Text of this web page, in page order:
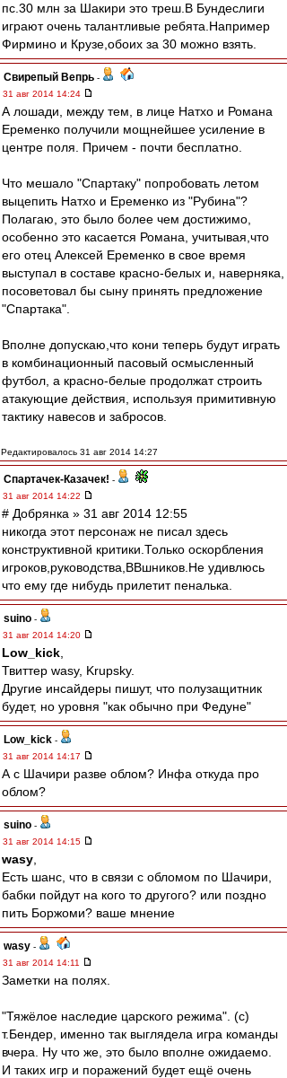
пс.30 млн за Шакири это треш.В Бундеслиги
играют очень талантливые ребята.Например
Фирмино и Крузе,обоих за 30 можно взять.
Свирепый Вепрь -
31 авг 2014 14:24
А лошади, между тем, в лице Натхо и Романа
Еременко получили мощнейшее усиление в
центре поля. Причем - почти бесплатно.
Что мешало "Спартаку" попробовать летом
выцепить Натхо и Еременко из "Рубина"?
Полагаю, это было более чем достижимо,
особенно это касается Романа, учитывая,что
его отец Алексей Еременко в свое время
выступал в составе красно-белых и, наверняка,
посоветовал бы сыну принять предложение
"Спартака".
Вполне допускаю,что кони теперь будут играть
в комбинационный пасовый осмысленный
футбол, а красно-белые продолжат строить
атакующие действия, используя примитивную
тактику навесов и забросов.
Редактировалось 31 авг 2014 14:27
Спартачек-Казачек! -
31 авг 2014 14:22
# Добрянка » 31 авг 2014 12:55
никогда этот персонаж не писал здесь
конструктивной критики.Только оскорбления
игроков,руководства,ВВшников.Не удивлюсь
что ему где нибудь прилетит пеналька.
suino -
31 авг 2014 14:20
Low_kick
Твиттер wasy, Krupsky.
Другие инсайдеры пишут, что полузащитник
будет, но уровня "как обычно при Федуне"
Low_kick -
31 авг 2014 14:17
А с Шачири разве облом? Инфа откуда про
облом?
suino -
31 авг 2014 14:15
wasy
Есть шанс, что в связи с обломом по Шачири,
бабки пойдут на кого то другого? или поздно
пить Боржоми? ваше мнение
wasy -
31 авг 2014 14:11
Заметки на полях.
"Тяжёлое наследие царского режима". (с)
т.Бендер, именно так выглядела игра команды
вчера. Ну что же, это было вполне ожидаемо.
И таких игр и поражений будет ещё очень